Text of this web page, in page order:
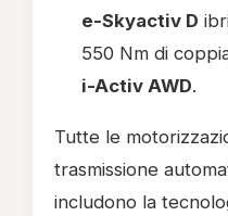
e-Skyactiv D
550 Nm di
i-Activ AWD.
Tutte le
trasmissione
includono la